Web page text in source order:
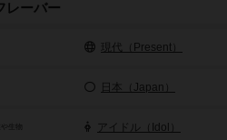
レーバー
現代（Present）
日本（Japan）
アイドル（Idol）